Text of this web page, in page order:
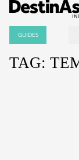
GUIDES
TAG: